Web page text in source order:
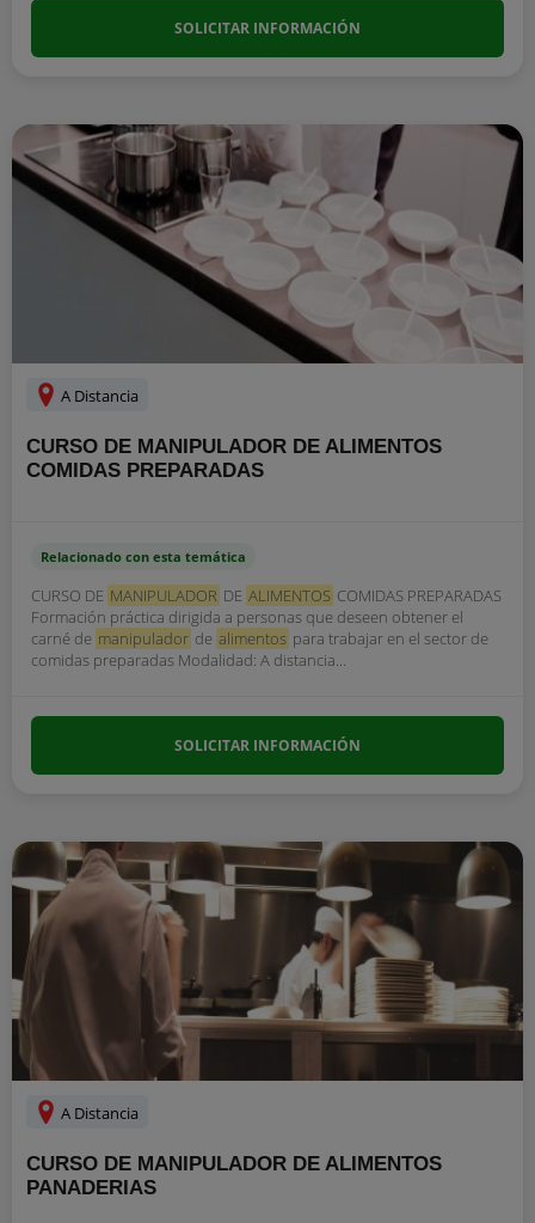
SOLICITAR INFORMACIÓN
A Distancia
CURSO DE MANIPULADOR DE ALIMENTOS
COMIDAS PREPARADAS
Relacionado con esta temática
CURSO DE MANIPULADOR DE ALIMENTOS COMIDAS PREPARADAS
Formación práctica dirigida a personas que deseen obtener el
carné de manipulador de alimentos para trabajar en el sector de
comidas preparadas Modalidad: A distancia...
SOLICITAR INFORMACIÓN
A Distancia
CURSO DE MANIPULADOR DE ALIMENTOS
PANADERIAS